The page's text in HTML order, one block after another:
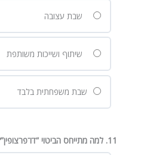
שבת עצובה
שיתוף ושייכות משותפת
שבת משפחתית בלבד
11. למה מתייחס הביטוי “דו־פרצופין”?